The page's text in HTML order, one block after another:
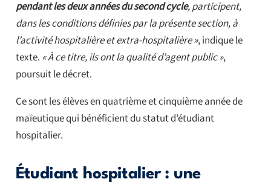
pendant les deux années du second cycle, participent,
dans les conditions définies par la présente section, à
l’activité hospitalière et extra-hospitalière », indique le
texte. « À ce titre, ils ont la qualité d’agent public »,
poursuit le décret.
Ce sont les élèves en quatrième et cinquième année de
maïeutique qui bénéficient du statut d’étudiant
hospitalier.
Étudiant hospitalier : une